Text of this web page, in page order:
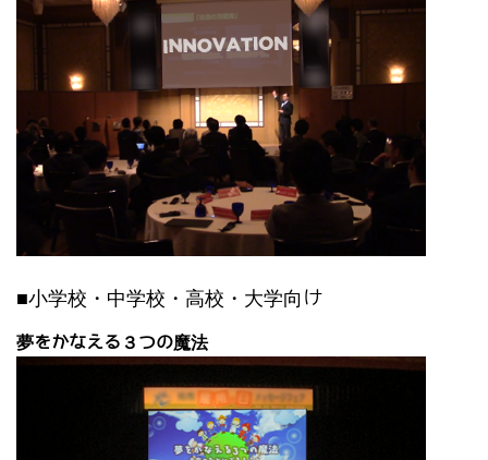
■小学校・中学校・高校・大学向け
夢をかなえる３つの魔法